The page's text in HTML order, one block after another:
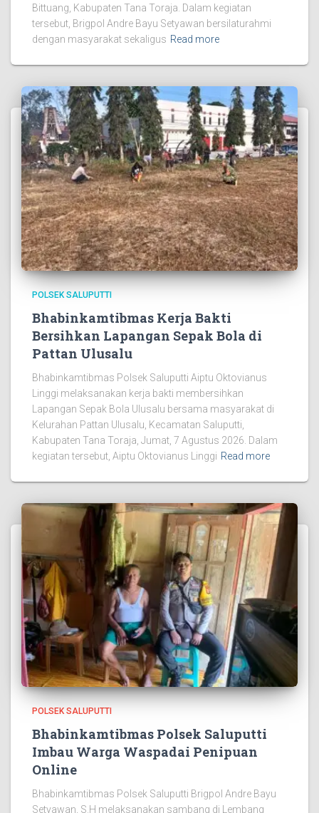
Bittuang, Kabupaten Tana Toraja. Dalam kegiatan
tersebut, Brigpol Andre Bayu Setyawan bersilaturahmi
dengan masyarakat sekaligus Read more
POLSEK SALUPUTTI
Bhabinkamtibmas Kerja Bakti
Bersihkan Lapangan Sepak Bola di
Pattan Ulusalu
Bhabinkamtibmas Polsek Saluputti Aiptu Oktovianus
Linggi melaksanakan kerja bakti membersihkan
Lapangan Sepak Bola Ulusalu bersama masyarakat di
Kelurahan Pattan Ulusalu, Kecamatan Saluputti,
Kabupaten Tana Toraja, Jumat, 7 Agustus 2026. Dalam
kegiatan tersebut, Aiptu Oktovianus Linggi Read more
POLSEK SALUPUTTI
Bhabinkamtibmas Polsek Saluputti
Imbau Warga Waspadai Penipuan
Online
Bhabinkamtibmas Polsek Saluputti Brigpol Andre Bayu
Setyawan, S.H melaksanakan sambang di Lembang